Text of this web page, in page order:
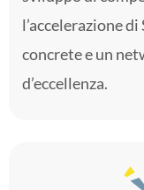
l’accelerazione
concrete e un
d’eccellenza.